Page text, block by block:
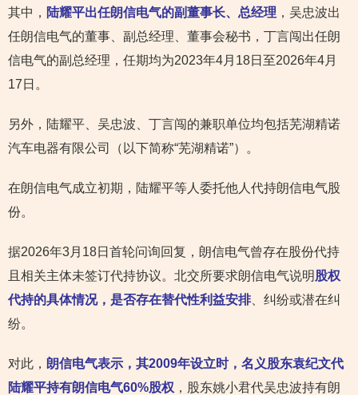
其中， 陆耀平出任朗信电气的副董事长、总经理 ，吴忠波出
任朗信电气的董事、副总经理、董事会秘书，丁言闯出任朗
信电气的副总经理，任期均为2023年4月18日至2026年4月
17日。
另外，陆耀平、吴忠波、丁言闯的兼职单位均包括芜湖精诺
汽车电器有限公司（以下简称“芜湖精诺”）。
在朗信电气成立初期，陆耀平等人委托他人代持朗信电气股
份。
据2026年3月18日首轮问询回复，朗信电气曾存在股份代持
且相关主体未签订代持协议。北交所要求朗信电气说明股权
代持的具体情况，是否存在替代性利益安排、纠纷或潜在纠
纷。
对此， 朗信电气表示，其2009年设立时，名义股东袁纪文代
陆耀平持有朗信电气60%股权 ，股东姚小君代吴忠波持有朗